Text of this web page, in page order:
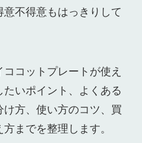
不得意もはっきりして
コットプレートが使え
いポイント、よくある
方、使い方のコツ、買
までを整理します。